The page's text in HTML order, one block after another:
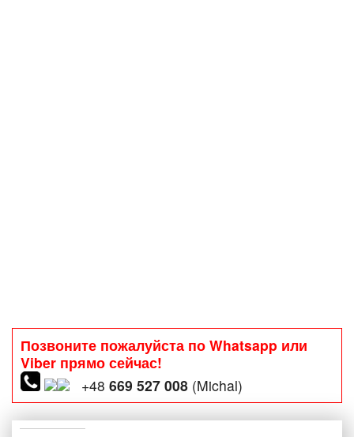
Позвоните пожалуйста по Whatsapp или
Viber прямо сейчас!
+48 669 527 008 (Michal)